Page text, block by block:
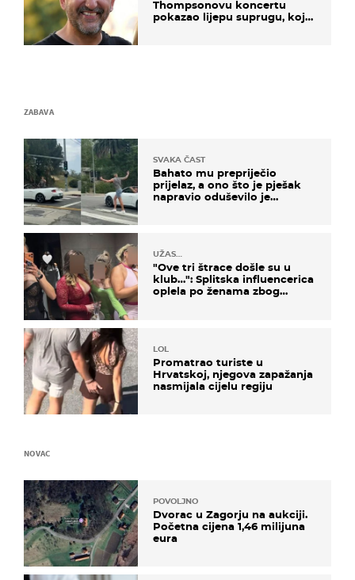
Thompsonovu koncertu
pokazao lijepu suprugu, koja
ZABAVA
SVAKA ČAST
Bahato mu prepriječio
prijelaz, a ono što je pješak
napravio oduševilo je
UŽAS…
"Ove tri štrace došle su u
klub…": Splitska influencerica
oplela po ženama zbog
LOL
Promatrao turiste u
Hrvatskoj, njegova zapažanja
nasmijala cijelu regiju
NOVAC
POVOLJNO
Dvorac u Zagorju na aukciji.
Početna cijena 1,46 milijuna
eura